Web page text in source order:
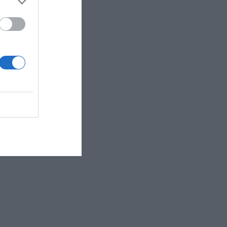
ανάληση σου φανερώνεις την
ποιότητα της πολιτικής που κατέχεις.
Είναι ακριβές ότι η πολιτική είναι μια